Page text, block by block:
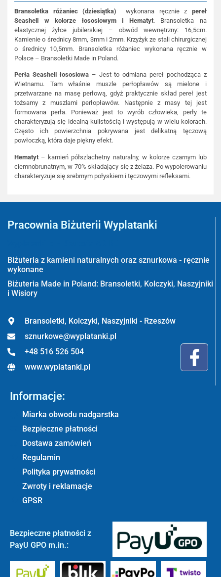
Bransoletka różaniec (dziesiątka)wykonana ręcznie zpereł
Seashell w kolorze łososiowym i Hematyt. Bransoletka na
elastycznej żyłce jubilerskiej – obwód wewnętrzny: 16,5cm.
Kamienie o średnicy 8mm, 3mm i 2mm. Krzyżyk ze stali chirurgicznej
o średnicy 10,5mm. Bransoletka różaniec wykonana ręcznie w
Polsce – Bransoletki Made in Poland.
Perła Seashell łososiowa – Jest to odmiana pereł pochodząca z
Wietnamu. Tam właśnie muszle perłopławów są mielone i
przetwarzane na masę perłową, gdyż praktycznie skład pereł jest
tożsamy z muszlami perłopławów. Następnie z masy tej jest
formowana perła. Ponieważ jest to wyrób człowieka, perły te
charakteryzują się idealną kulistością i występują w wielu kolorach.
Często ich powierzchnia pokrywana jest delikatną tęczową
powłoczką, która daje piękny efekt.
Hematyt – kamień półszlachetny naturalny, w kolorze czarnym lub
ciemnobrunatnym, w 70% składający się z żelaza. Po wypolerowaniu
charakteryzuje się srebrnym połyskiem i tęczowymi refleksami.
Pracownia Biżuterii Wyplatanki
Biżuteria z kamieni naturalnych oraz sznurkowa - ręcznie
wykonane
Biżuteria Made in Poland: Bransoletki, Kolczyki, Naszyjniki
i Wisiory
Bransoletki, Kolczyki, Naszyjniki - Rzeszów
sznurkowe@wyplatanki.pl
+48 516 526 504
www.wyplatanki.pl
Informacje:
Miarka obwodu nadgarstka
Bezpieczne płatności
Dostawa zamówień
Regulamin
Polityka prywatności
Zwroty i reklamacje
GPSR
Bezpieczne płatności z
PayU GPO m.in.: